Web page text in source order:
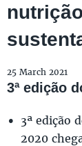
25 March 2021
3ª edição
3ª edição
2020